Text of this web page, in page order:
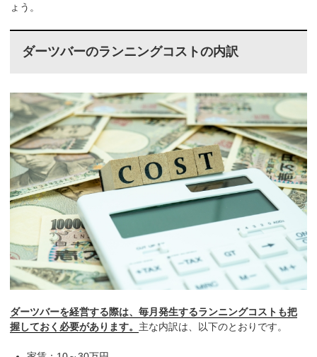
ょう。
ダーツバーのランニングコストの内訳
ダーツバーを経営する際は、毎月発生するランニングコストも把
握しておく必要があります。 主な内訳は、以下のとおりです。